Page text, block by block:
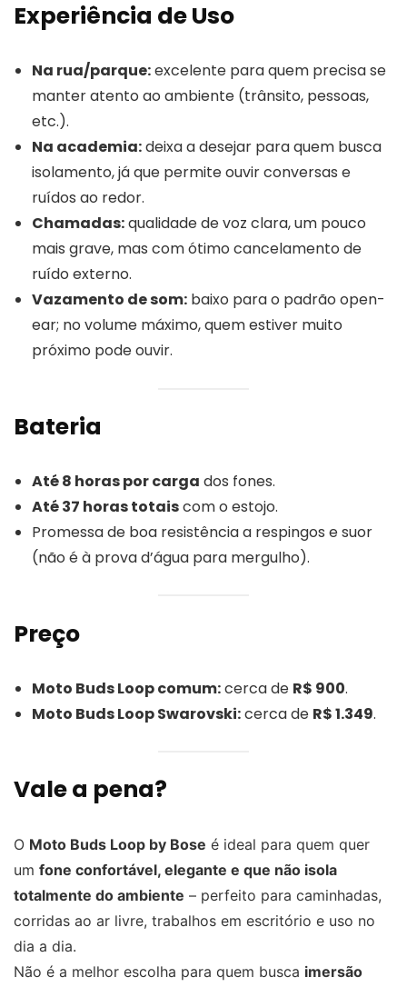
Experiência de Uso
Na rua/parque:excelente para quem precisa se
manter atento ao ambiente (trânsito, pessoas,
etc.).
Na academia:deixa a desejar para quem busca
isolamento, já que permite ouvir conversas e
ruídos ao redor.
Chamadas:qualidade de voz clara, um pouco
mais grave, mas com ótimo cancelamento de
ruído externo.
Vazamento de som: baixo para o padrão open-
ear; no volume máximo, quem estiver muito
próximo pode ouvir.
Bateria
Até 8 horas por carga dos fones.
Até 37 horas totaiscom o estojo.
Promessa de boa resistência a respingos e suor
(não é à prova d’água para mergulho).
Preço
Moto Buds Loop comum:cerca de R$ 900.
Moto Buds Loop Swarovski:cerca de R$ 1.349.
Vale a pena?
O Moto Buds Loop by Bose é ideal para quem quer
um fone confortável, elegante e que não isola
totalmente do ambiente – perfeito para caminhadas,
corridas ao ar livre, trabalhos em escritório e uso no
dia a dia.
Não é a melhor escolha para quem busca imersão